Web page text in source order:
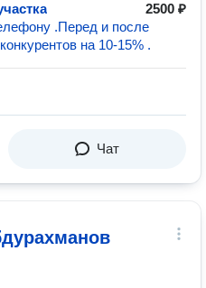
2500 ₽
.Перед и после
на 10-15% .
Чат